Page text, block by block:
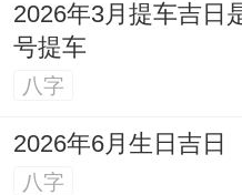
2026年3月提车吉日
号提车
八字
2026年6月生日吉日
八字